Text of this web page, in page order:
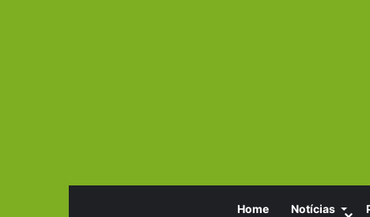
Home Notícias